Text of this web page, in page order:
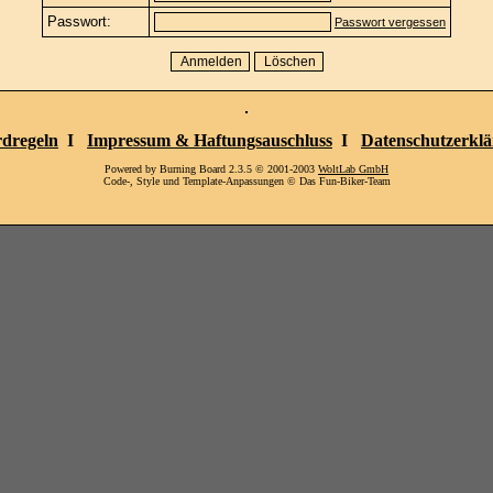
Passwort: Passwort vergessen
I Impressum & Haftungsauschluss I
Powered by Burning Board 2.3.5 © 2001-2003 WoltLab GmbH
Code-, Style und Template-Anpassungen © Das Fun-Biker-Team